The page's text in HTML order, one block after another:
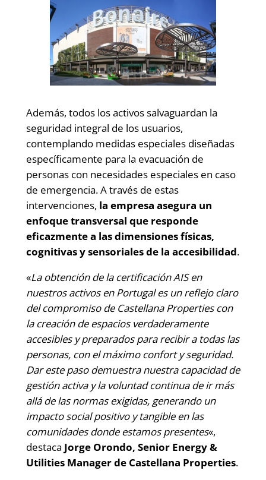
Además, todos los activos salvaguardan la
seguridad integral de los usuarios,
contemplando medidas especiales diseñadas
específicamente para la evacuación de
personas con necesidades especiales en caso
de emergencia. A través de estas
intervenciones, la empresa asegura un
enfoque transversal que responde
eficazmente a las dimensiones físicas,
cognitivas y sensoriales de la accesibilidad.
«La obtención de la certificación AIS en
nuestros activos en Portugal es un reflejo claro
del compromiso de Castellana Properties con
la creación de espacios verdaderamente
accesibles y preparados para recibir a todas las
personas, con el máximo confort y seguridad.
Dar este paso demuestra nuestra capacidad de
gestión activa y la voluntad continua de ir más
allá de las normas exigidas, generando un
impacto social positivo y tangible en las
comunidades donde estamos presentes«,
destaca Jorge Orondo, Senior Energy &
Utilities Manager de Castellana Properties.